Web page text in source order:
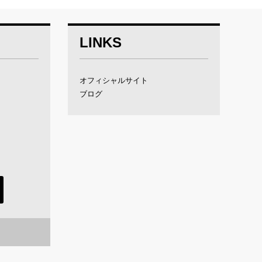
LINKS
オフィシャルサイト
ブログ